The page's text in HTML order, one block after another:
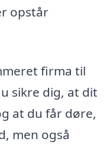
opstår
firma til
sikre dig, at dit
at du får døre,
men også